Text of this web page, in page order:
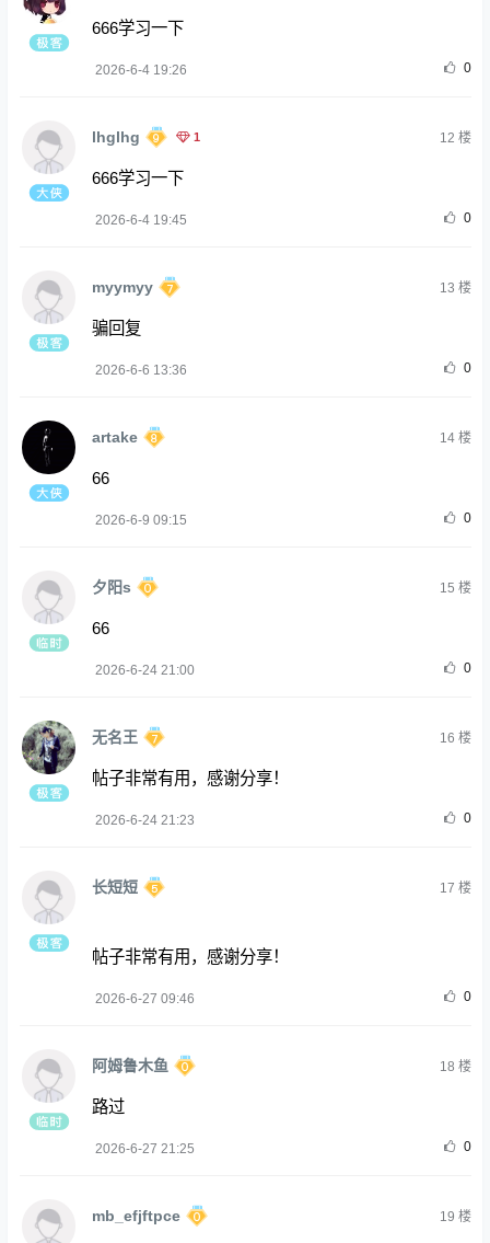
666学习一下
2026-6-4 19:26 0
lhglhg 1 12 楼
666学习一下
2026-6-4 19:45 0
myymyy 13 楼
骗回复
2026-6-6 13:36 0
artake 14楼
66
2026-6-9 09:15 0
夕阳s 15 楼
66
2026-6-24 21:00 0
无名王 16 楼
帖子非常有用，感谢分享！
2026-6-24 21:23 0
长短短 17 楼
帖子非常有用，感谢分享！
2026-6-27 09:46 0
阿姆鲁木鱼 18 楼
路过
2026-6-27 21:25 0
mb_efjftpce 19 楼